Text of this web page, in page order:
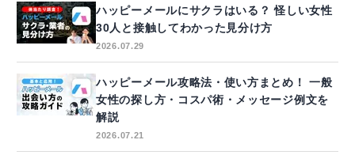
ハッピーメールにサクラはいる？ 怪しい女性
30人と接触してわかった見分け方
2026.07.29
ハッピーメール攻略法・使い方まとめ！ 一般
女性の探し方・コスパ術・メッセージ例文を
解説
2026.07.21